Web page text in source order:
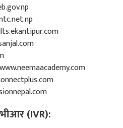
www.neemaacademy.com
(IVR):